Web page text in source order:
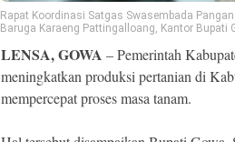
Rapat Koordinasi Satgas Swasembada
Baruga Karaeng Pattingalloang, Kantor Bupati
LENSA, GOWA – Pemerintah
meningkatkan produksi pertanian di
mempercepat proses masa tanam.